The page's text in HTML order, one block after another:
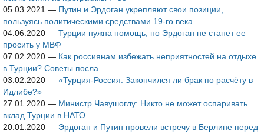
05.03.2021 — Путин и Эрдоган укрепляют свои позиции,
пользуясь политическими средствами 19-го века
04.06.2020 — Турции нужна помощь, но Эрдоган не станет ее
просить у МВФ
07.02.2020 — Как россиянам избежать неприятностей на отдыхе
в Турции? Советы посла
03.02.2020 — «Турция-Россия: Закончился ли брак по расчёту в
Идлибе?»
27.01.2020 — Министр Чавушоглу: Никто не может оспаривать
вклад Турции в НАТО
20.01.2020 — Эрдоган и Путин провели встречу в Берлине перед